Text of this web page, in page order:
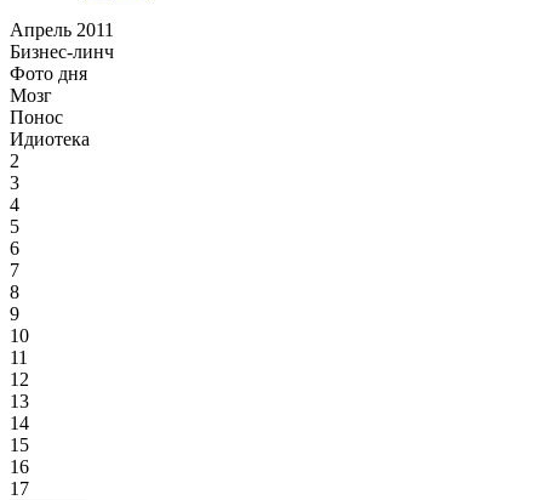
Апрель 2011
Бизнес-линч
Фото дня
Мозг
Понос
Идиотека
2
3
4
5
6
7
8
9
10
11
12
13
14
15
16
17